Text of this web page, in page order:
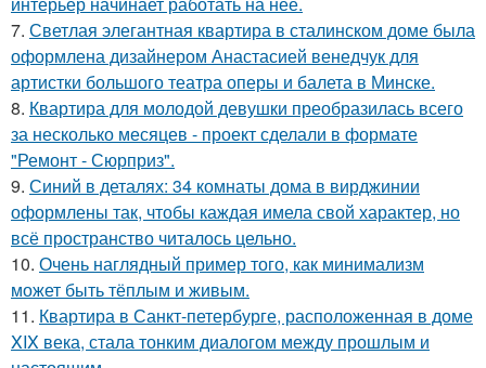
7. Светлая элегантная квартира в сталинском доме была
оформлена дизайнером Анастасией венедчук для
артистки большого театра оперы и балета в Минске.
8. Квартира для молодой девушки преобразилась всего
за несколько месяцев - проект сделали в формате
"Ремонт - Сюрприз".
9. Синий в деталях: 34 комнаты дома в вирджинии
оформлены так, чтобы каждая имела свой характер, но
всё пространство читалось цельно.
10. Очень наглядный пример того, как минимализм
может быть тёплым и живым.
11. Квартира в Санкт-петербурге, расположенная в доме
XIX века, стала тонким диалогом между прошлым и